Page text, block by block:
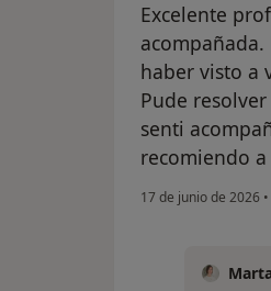
Excelente
haber visto a
Pude
senti
recomiendo
17 de junio de 2026 •